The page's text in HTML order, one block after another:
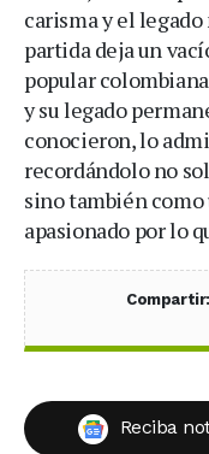
carisma y el legado
partida deja un
popular
y su legado
conocieron, lo
recordándolo no
sino también como
apasionado por lo
Compartir:
Reciba